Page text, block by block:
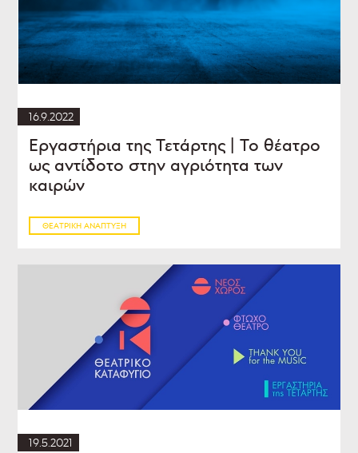
16.9.2022
Εργαστήρια της Τετάρτης | Το θέατρο
ως αντίδοτο στην αγριότητα των
καιρών
ΘΕΑΤΡΙΚΉ ΑΝΆΠΤΥΞΗ
19.5.2021